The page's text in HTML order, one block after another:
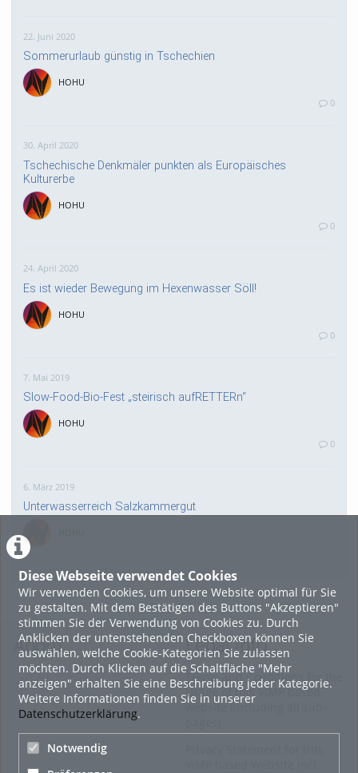
Diese Webseite verwendet Cookies
Wir verwenden Cookies, um unsere Website optimal für Sie
zu gestalten. Mit dem Bestätigen des Buttons "Akzeptieren"
stimmen Sie der Verwendung von Cookies zu. Durch
Anklicken der untenstehenden Checkboxen können Sie
auswählen, welche Cookie-Kategorien Sie zulassen
möchten. Durch Klicken auf die Schaltfläche "Mehr
anzeigen" erhalten Sie eine Beschreibung jeder Kategorie.
Weitere Informationen finden Sie in unserer
Datenschutzerklärung.
Notwendig
22. Juni 2020
Sommerurlaub günstig in Tschechien
HOHU
0
30. April 2020
Tschechische Denkmäler punkten als Europäisches
Kulturerbe
HOHU
0
24. April 2020
Es ist wieder Bewegung im Hexenwasser Söll!
HOHU
0
7. Mai 2019
Slow-Food-Bio-Fest „steirisch aufRETTERn“
HOHU
0
6. März 2019
Unterwasserreich Salzkammergut
18. April 2016
Sommererlebnis Mühlviertler Alm
HOHU
20. Dezember 2015
Wiens schönste Weihnachtsdörfer gehen ins Finale
HOHU
About Legal Info
Terms and Conditions for the
Usage of this ViMP based
website (including all sub-